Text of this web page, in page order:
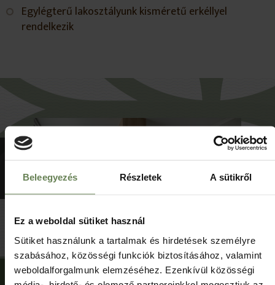
Beleegyezés Részletek A sütikről
Ez a weboldal sütiket használ
Sütiket használunk a tartalmak és hirdetések személyre
szabásához, közösségi funkciók biztosításához, valamint
weboldalforgalmunk elemzéséhez. Ezenkívül közösségi
Egylégterű lakosztályunk kisméretű erkéllyel
rendelkezik
SZOBA FELSZERELTSÉGE